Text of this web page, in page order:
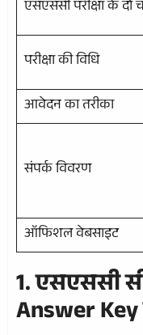
एसएससी परीक्षा के दो
परीक्षा की विधि
आवेदन का तरीका
संपर्क विवरण
ऑफिशल वेबसाइट
1. एसएससी
Answer